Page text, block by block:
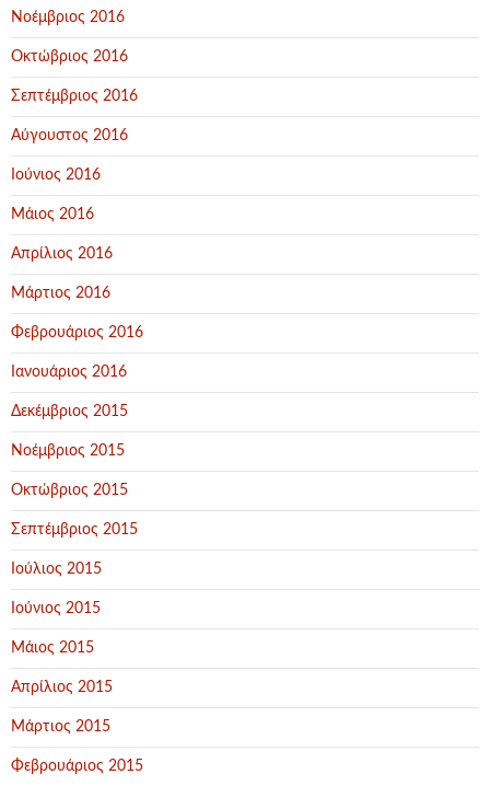
Νοέμβριος 2016
Οκτώβριος 2016
Σεπτέμβριος 2016
Αύγουστος 2016
Ιούνιος 2016
Μάιος 2016
Απρίλιος 2016
Μάρτιος 2016
Φεβρουάριος 2016
Ιανουάριος 2016
Δεκέμβριος 2015
Νοέμβριος 2015
Οκτώβριος 2015
Σεπτέμβριος 2015
Ιούλιος 2015
Ιούνιος 2015
Μάιος 2015
Απρίλιος 2015
Μάρτιος 2015
Φεβρουάριος 2015